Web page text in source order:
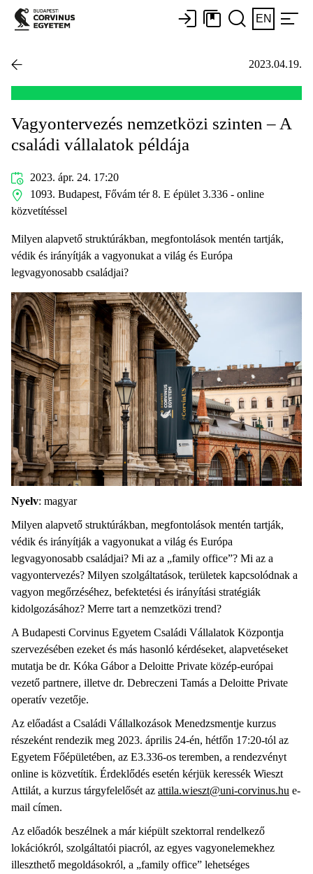
EN
2023.04.19.
Vagyontervezés nemzetközi szinten – A
családi vállalatok példája
2023. ápr. 24. 17:20
1093. Budapest, Fővám tér 8. E épület 3.336 - online
közvetítéssel
Milyen alapvető struktúrákban, megfontolások mentén tartják,
védik és irányítják a vagyonukat a világ és Európa
legvagyonosabb családjai?
Nyelv: magyar
Milyen alapvető struktúrákban, megfontolások mentén tartják,
védik és irányítják a vagyonukat a világ és Európa
legvagyonosabb családjai? Mi az a „family office”? Mi az a
vagyontervezés? Milyen szolgáltatások, területek kapcsolódnak a
vagyon megőrzéséhez, befektetési és irányítási stratégiák
kidolgozásához? Merre tart a nemzetközi trend?
A Budapesti Corvinus Egyetem Családi Vállalatok Központja
szervezésében ezeket és más hasonló kérdéseket, alapvetéseket
mutatja be dr. Kóka Gábor a Deloitte Private közép-európai
vezető partnere, illetve dr. Debreczeni Tamás a Deloitte Private
operatív vezetője.
Az előadást a Családi Vállalkozások Menedzsmentje kurzus
részeként rendezik meg 2023. április 24-én, hétfőn 17:20-tól az
Egyetem Főépületében, az E3.336-os teremben, a rendezvényt
online is közvetítik. Érdeklődés esetén kérjük keressék Wieszt
Attilát, a kurzus tárgyfelelősét az attila.wieszt@uni-corvinus.hu e-
mail címen.
Az előadók beszélnek a már kiépült szektorral rendelkező
lokációkról, szolgáltatói piacról, az egyes vagyonelemekhez
illeszthető megoldásokról, a „family office” lehetséges